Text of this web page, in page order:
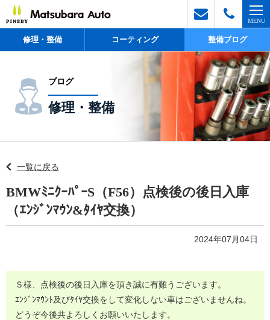
修理・整備 コーティング 整備ブログ
ブログ
修理・整備
一覧に戻る
BMWﾐﾆｸｰﾊﾟｰS（F56）点検後の後日入庫
（ｴﾝｼﾞﾝﾏｳﾝ&ﾀｲﾔ交換）
2024年07月04日
Ｓ様、点検後の後日入庫を頂き誠に有難うございます。
ｴﾝｼﾞﾝﾏｳﾝﾄ及びﾀｲﾔ交換をして変化しない車はございませんね。
どうぞ今後共よろしくお願いいたします。